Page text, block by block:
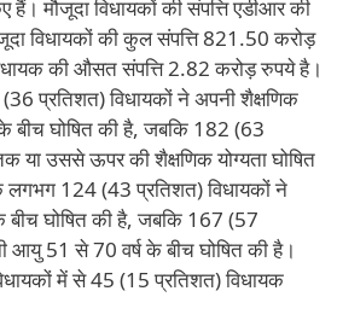
हैं। मौजूदा विधायकों की संपत्ति एडीआर की
विधायकों की कुल संपत्ति 821.50 करोड़
की औसत संपत्ति 2.82 करोड़ रुपये है।
(36 प्रतिशत) विधायकों ने अपनी शैक्षणिक
बीच घोषित की है, जबकि 182 (63
या उससे ऊपर की शैक्षणिक योग्यता घोषित
लगभग 124 (43 प्रतिशत) विधायकों ने
घोषित की है, जबकि 167 (57
आयु 51 से 70 वर्ष के बीच घोषित की है।
में से 45 (15 प्रतिशत) विधायक